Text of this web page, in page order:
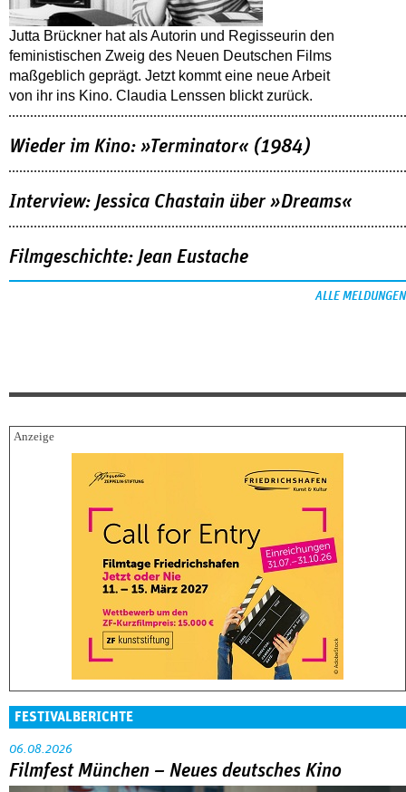
Jutta Brückner hat als Autorin und Regisseurin den
feministischen Zweig des Neuen Deutschen Films
maßgeblich geprägt. Jetzt kommt eine neue Arbeit
von ihr ins Kino. Claudia Lenssen blickt zurück.
Wieder im Kino: »Terminator« (1984)
Interview: Jessica Chastain über »Dreams«
Filmgeschichte: Jean Eustache
ALLE MELDUNGEN
FESTIVALBERICHTE
06.08.2026
Filmfest München – Neues deutsches Kino